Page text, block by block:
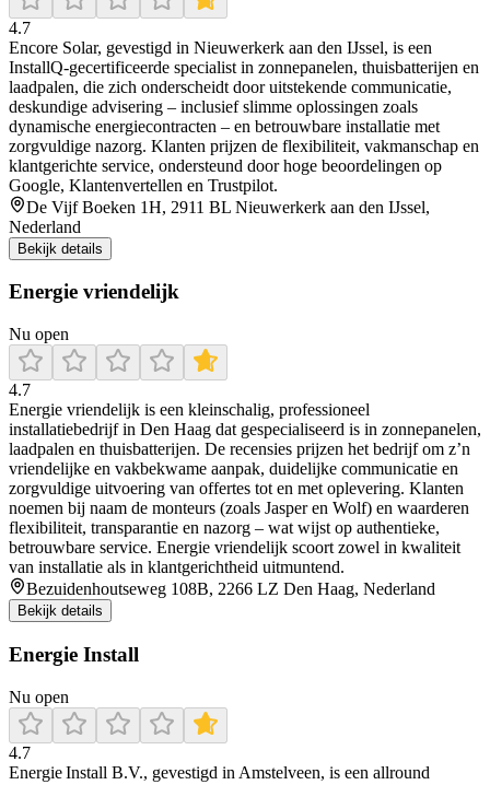
4.7
Encore Solar, gevestigd in Nieuwerkerk aan den IJssel, is een
InstallQ-gecertificeerde specialist in zonnepanelen, thuisbatterijen en
laadpalen, die zich onderscheidt door uitstekende communicatie,
deskundige advisering – inclusief slimme oplossingen zoals
dynamische energiecontracten – en betrouwbare installatie met
zorgvuldige nazorg. Klanten prijzen de flexibiliteit, vakmanschap en
klantgerichte service, ondersteund door hoge beoordelingen op
Google, Klantenvertellen en Trustpilot.
De Vijf Boeken 1H, 2911 BL Nieuwerkerk aan den IJssel,
Nederland
Bekijk details
Energie vriendelijk
Nu open
4.7
Energie vriendelijk is een kleinschalig, professioneel
installatiebedrijf in Den Haag dat gespecialiseerd is in zonnepanelen,
laadpalen en thuisbatterijen. De recensies prijzen het bedrijf om z’n
vriendelijke en vakbekwame aanpak, duidelijke communicatie en
zorgvuldige uitvoering van offertes tot en met oplevering. Klanten
noemen bij naam de monteurs (zoals Jasper en Wolf) en waarderen
flexibiliteit, transparantie en nazorg – wat wijst op authentieke,
betrouwbare service. Energie vriendelijk scoort zowel in kwaliteit
van installatie als in klantgerichtheid uitmuntend.
Bezuidenhoutseweg 108B, 2266 LZ Den Haag, Nederland
Bekijk details
Energie Install
Nu open
4.7
Energie Install B.V., gevestigd in Amstelveen, is een allround